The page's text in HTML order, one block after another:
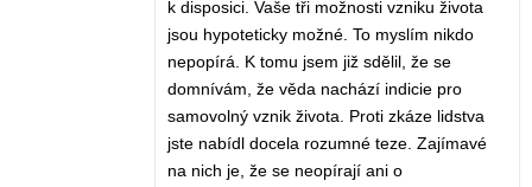
k disposici. Vaše tři možnosti vzniku života
jsou hypoteticky možné. To myslím nikdo
nepopírá. K tomu jsem již sdělil, že se
domnívám, že věda nachází indicie pro
samovolný vznik života. Proti zkáze lidstva
jste nabídl docela rozumné teze. Zajímavé
na nich je, že se neopírají ani o